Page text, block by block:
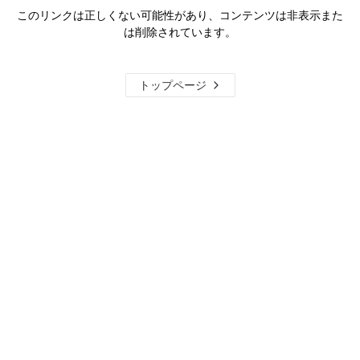
このリンクは正しくない可能性があり、コンテンツは非表示また
は削除されています。
トップページ